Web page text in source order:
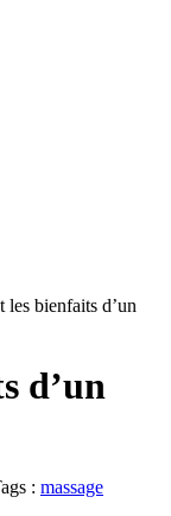
bienfaits d’un
d’un
: massage